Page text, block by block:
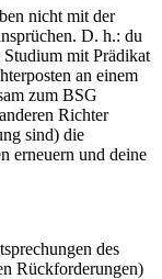
nicht mit der
D. h.: du
Studium mit Prädikat
an einem
zum BSG
Richter
sind) die
erneuern und deine
des
Rückforderungen)